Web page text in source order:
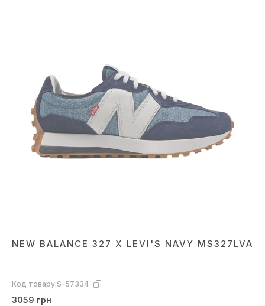
NEW BALANCE 327 X LEVI'S NAVY MS327LVA
Код товару:S-57334
3059 грн